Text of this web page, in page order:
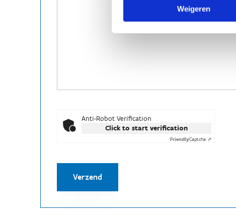
Weigeren
Anti-Robot Verification
Click to start verification
FriendlyCaptcha ⇗
Verzend